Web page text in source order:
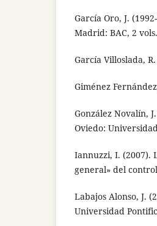
García Oro, J.
Madrid: BAC, 2 vols.
García Villoslada,
Giménez
González Novalín,
Oviedo:
Iannuzzi, I. (2007).
general» del
Labajos Alonso, J.
Universidad